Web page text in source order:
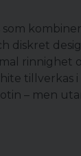
som
diskret
rinnighet
tillverkas i
– men